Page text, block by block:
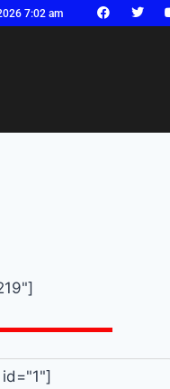
7:02 am